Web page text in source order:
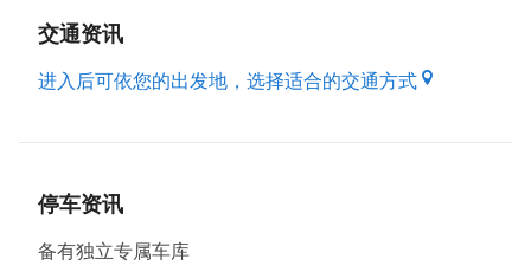
及狂野激情的拉丁风格。每一种不同风格及型式的房间
都拥有特制超大尺寸双人按摩浴缸及超音波气泡床，进
每一次的感动。
交通资讯
进入后可依您的出发地，选择适合的交通方式
停车资讯
备有独立专属车库